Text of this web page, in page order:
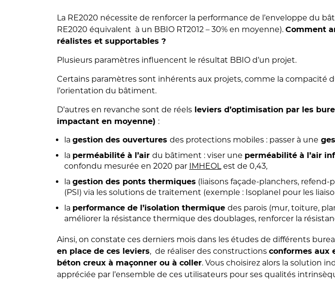
La RE2020 nécessite de renforcer la performance de l’enveloppe du
RE2020 équivalent à un BBIO RT2012 – 30% en moyenne). Comment
réalistes et supportables ?
Plusieurs paramètres influencent le résultat BBIO d’un projet.
Certains paramètres sont inhérents aux projets, comme la
l’orientation du bâtiment.
D’autres en revanche sont de réels leviers d’optimisation par les
impactant en moyenne) :
la gestion des ouvertures des protections mobiles : passer à une
la perméabilité à l’air du bâtiment : viser une perméabilité à l’air
confondu mesurée en 2020 par
IMHEOLest de 0,43,
la gestion des ponts thermiques (liaisons façade-planchers, refend-
(PSI) via les solutions de traitement (exemple : Isoplanel pour les
la performance de l’isolation thermique des parois (mur, toiture,
améliorer la résistance thermique des doublages, renforcer la
Ainsi, on constate ces derniers mois dans les études de différents
en place de ces leviers, de réaliser des constructions conformes aux
béton creux à maçonner ou à coller. Vous choisirez alors la solution
appréciée par l’ensemble de ces utilisateurs pour ses qualités